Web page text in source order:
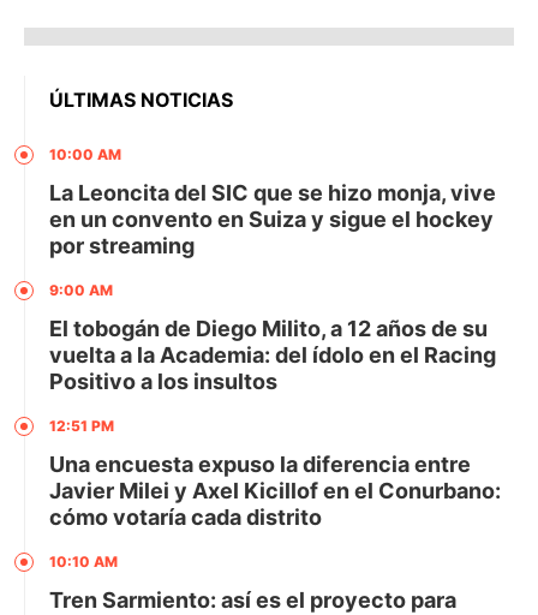
ÚLTIMAS NOTICIAS
10:00 AM
La Leoncita del SIC que se hizo monja, vive
en un convento en Suiza y sigue el hockey
por streaming
9:00 AM
El tobogán de Diego Milito, a 12 años de su
vuelta a la Academia: del ídolo en el Racing
Positivo a los insultos
12:51 PM
Una encuesta expuso la diferencia entre
Javier Milei y Axel Kicillof en el Conurbano:
cómo votaría cada distrito
10:10 AM
Tren Sarmiento: así es el proyecto para